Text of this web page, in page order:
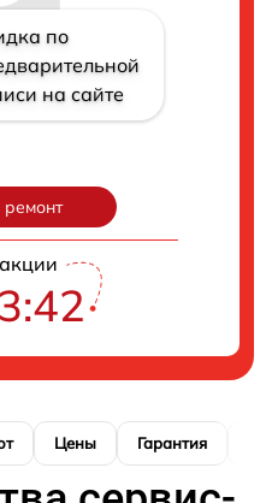
по
на сайте
Цены Гарантия